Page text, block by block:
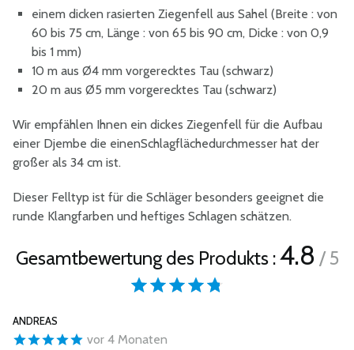
einem dicken rasierten Ziegenfell aus Sahel (Breite : von
60 bis 75 cm, Länge : von 65 bis 90 cm, Dicke : von 0,9
bis 1 mm)
10 m aus Ø4 mm vorgerecktes Tau (schwarz)
20 m aus Ø5 mm vorgerecktes Tau (schwarz)
Wir empfählen Ihnen ein dickes Ziegenfell für die Aufbau
einer Djembe die einenSchlagflächedurchmesser hat der
großer als 34 cm ist.
Dieser Felltyp ist für die Schläger besonders geeignet die
runde Klangfarben und heftiges Schlagen schätzen.
Gesamtbewertung des Produkts :4.8 / 5
ANDREAS
vor 4 Monaten